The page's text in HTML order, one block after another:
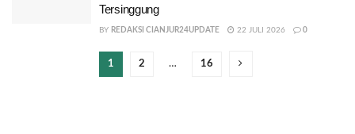
Tersinggung
BY REDAKSI CIANJUR24UPDATE 22 JULI 2026 0
1 2 … 16